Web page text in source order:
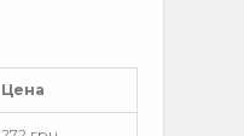
Цена